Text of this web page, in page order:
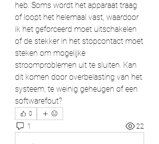
heb. Soms wordt het apparaat traag
of loopt het helemaal vast, waardoor
ik het geforceerd moet uitschakelen
of de stekker in het stopcontact moet
steken om mogelijke
stroomproblemen uit te sluiten. Kan
dit komen door overbelasting van het
systeem, te weinig geheugen of een
softwarefout?
0
1 22